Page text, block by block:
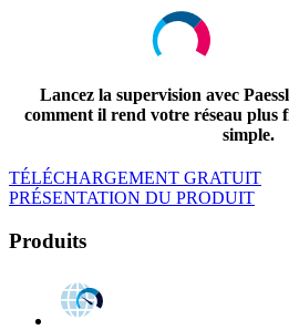
Lancez la supervision avec
comment il rend votre réseau plus
simple.
TÉLÉCHARGEMENT GRATUIT
PRÉSENTATION DU PRODUIT
Produits